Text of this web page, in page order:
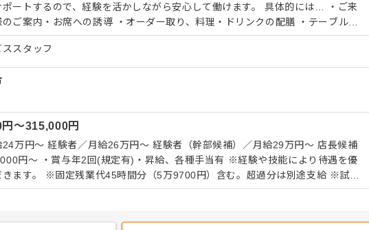
トするので、経験を活かしながら安心して働けます。 具体的には… ・ご来
ご案内・お席への誘導 ・オーダー取り、料理・ドリンクの配膳 ・テーブルセ
け ・レジ業務、会計対応 ・お客様との会話を大切にした接客・気配り ・混
ム連携 当店では、 仙台・豊洲の市場から直送される新鮮な
格寿司を、 ゆったりとした空間で提供しています。 板前が心を込めて握る寿
とともにお客様へ届けるのがホールの役割です。 経験を積んだ後は、 後
や、ホール全体のオペレーション管理などにも携われます。 将来的には店長
です。 お客様の「おいしい」「また来たい」という言葉を
、 やりがいある仕事に挑戦してみませんか？
スタッフ
円〜315,000円
万円～ 経験者／月給26万円～ 経験者（幹部候補）／月給29万円～ 店長候補
有 ※経験や技能により待遇を優
きます。 ※固定残業代45時間分（5万9700円）含む。超過分は別途支給 ※試
～6ヵ月（条件に変更なし）